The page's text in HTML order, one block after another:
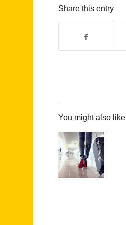
Share this entry
You might also like